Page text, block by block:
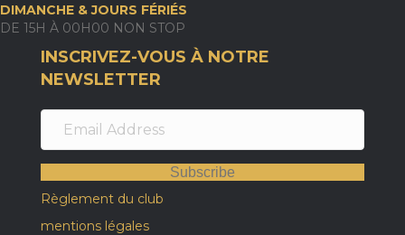
DIMANCHE & JOURS FÉRIÉS
DE 15H À 00H00 NON STOP
INSCRIVEZ-VOUS À NOTRE
NEWSLETTER
Subscribe
Règlement du club
mentions légales